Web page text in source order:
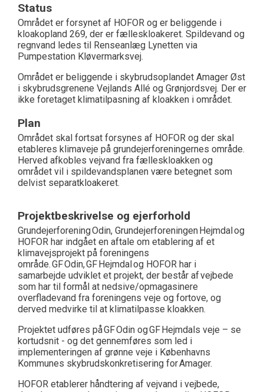
Status
Området er forsynet af HOFOR og er beliggende i
kloakopland 269, der er fælleskloakeret. Spildevand og
regnvand ledes til Renseanlæg Lynetten via
Pumpestation Kløvermarksvej.
Området er beliggende i skybrudsoplandet Amager Øst
i skybrudsgrenene Vejlands Allé og Grønjordsvej. Der er
ikke foretaget klimatilpasning af kloakken i området.
Plan
Området skal fortsat forsynes af HOFOR og der skal
etableres klimaveje på grundejerforeningernes område.
Herved afkobles vejvand fra fælleskloakken og
området vil i spildevandsplanen være betegnet som
delvist separatkloakeret.
Projektbeskrivelse og ejerforhold
Grundejerforening Odin, Grundejerforeningen Hejmdal og
HOFOR har indgået en aftale om etablering af et
klimavejsprojekt på foreningens
område. GF Odin, GF Hejmdal og HOFOR har i
samarbejde udviklet et projekt, der består af vejbede
som har til formål at nedsive/opmagasinere
overfladevand fra foreningens veje og fortove, og
derved medvirke til at klimatilpasse kloakken.
Projektet udføres på GF Odin og GF Hejmdals veje – se
kortudsnit - og det gennemføres som led i
implementeringen af grønne veje i Københavns
Kommunes skybrudskonkretisering for Amager.
HOFOR etablerer håndtering af vejvand i vejbede,